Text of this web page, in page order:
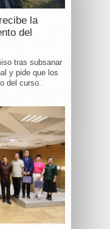
la
del
tras subsanar
y pide que los
del curso.